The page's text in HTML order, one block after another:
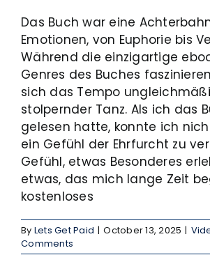
Das Buch war eine
Emotionen, von Euphorie bis
Während die einzigartige
Genres des Buches
sich das Tempo
stolpernder Tanz. Als ich das
gelesen hatte, konnte ich
ein Gefühl der Ehrfurcht zu
Gefühl, etwas Besonderes
etwas, das mich lange Zeit
kostenloses
By Lets Get Paid | October 13, 2025 |
Comments